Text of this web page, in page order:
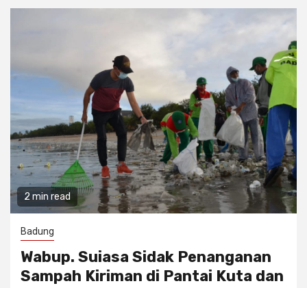
2 min read
Badung
Wabup. Suiasa Sidak Penanganan
Sampah Kiriman di Pantai Kuta dan